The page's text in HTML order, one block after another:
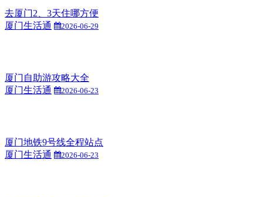
去厦门2、3天住哪方便
厦门生活通
2026-06-29
厦门自助游攻略大全
厦门生活通
2026-06-23
厦门地铁9号线全程站点
厦门生活通
2026-06-23